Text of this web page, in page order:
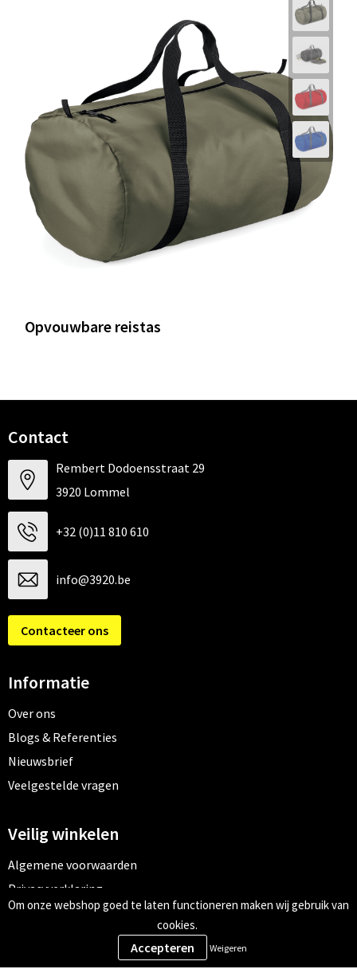
Opvouwbare reistas
Contact
Rembert Dodoensstraat 29
3920 Lommel
+32 (0)11 810 610
info@3920.be
Contacteer ons
Informatie
Over ons
Blogs & Referenties
Nieuwsbrief
Veelgestelde vragen
Veilig winkelen
Algemene voorwaarden
Privacyverklaring
Cookiebeleid
Om onze webshop goed te laten functioneren maken wij gebruik van
cookies.
Weigeren